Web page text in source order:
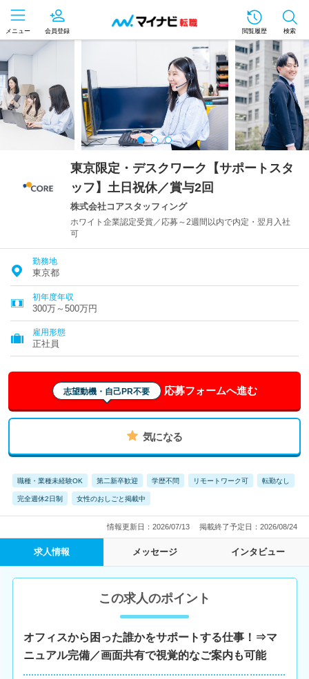
メニュー 会員登録 閲覧履歴 検索
東京限定・デスクワーク【サポートスタ
ッフ】土日祝休／賞与2回
株式会社コアスタッフィング
ホワイト企業認定受賞／応募～2週間以内で内定・翌月入社
可
勤務地
東京都
初年度年収
300万～500万円
雇用形態
正社員
志望動機・自己PR不要 応募フォームへ進む
気になる
職種・業種未経験OK 第二新卒歓迎 学歴不問 リモートワーク可 転勤なし
完全週休2日制 女性のおしごと掲載中
情報更新日：2026/07/13 掲載終了予定日：2026/08/24
求人情報 メッセージ インタビュー
この求人のポイント
オフィスから困った誰かをサポートする仕事！⇒マ
ニュアル完備／画面共有で視覚的なご案内も可能